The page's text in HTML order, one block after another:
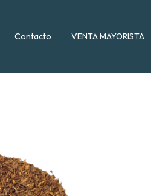
Contacto VENTA MAYORISTA